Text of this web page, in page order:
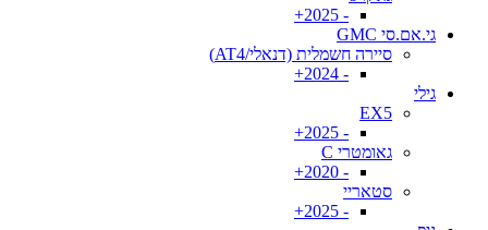
- 2025+
גי.אם.סי GMC
סיירה חשמלית (דנאלי/AT4)
- 2024+
גילי
EX5
- 2025+
גאומטרי C
- 2020+
סטאריי
- 2025+